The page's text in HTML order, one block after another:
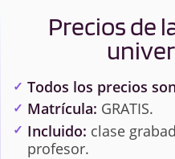
Precios de
Todos los precios
Matrícula: GRATIS.
Incluido: clase
profesor.